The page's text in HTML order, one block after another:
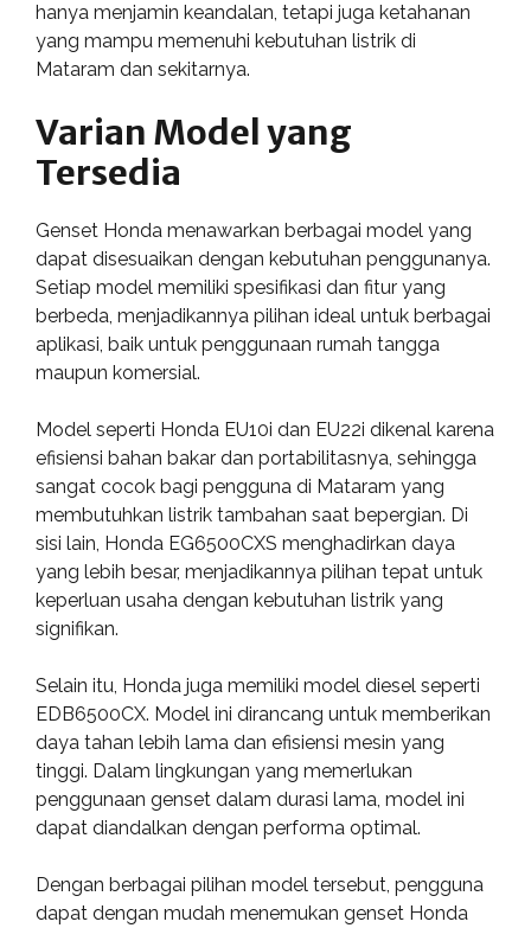
hanya menjamin keandalan, tetapi juga ketahanan
yang mampu memenuhi kebutuhan listrik di
Mataram dan sekitarnya.
Varian Model yang
Tersedia
Genset Honda menawarkan berbagai model yang
dapat disesuaikan dengan kebutuhan penggunanya.
Setiap model memiliki spesifikasi dan fitur yang
berbeda, menjadikannya pilihan ideal untuk berbagai
aplikasi, baik untuk penggunaan rumah tangga
maupun komersial.
Model seperti Honda EU10i dan EU22i dikenal karena
efisiensi bahan bakar dan portabilitasnya, sehingga
sangat cocok bagi pengguna di Mataram yang
membutuhkan listrik tambahan saat bepergian. Di
sisi lain, Honda EG6500CXS menghadirkan daya
yang lebih besar, menjadikannya pilihan tepat untuk
keperluan usaha dengan kebutuhan listrik yang
signifikan.
Selain itu, Honda juga memiliki model diesel seperti
EDB6500CX. Model ini dirancang untuk memberikan
daya tahan lebih lama dan efisiensi mesin yang
tinggi. Dalam lingkungan yang memerlukan
penggunaan genset dalam durasi lama, model ini
dapat diandalkan dengan performa optimal.
Dengan berbagai pilihan model tersebut, pengguna
dapat dengan mudah menemukan genset Honda